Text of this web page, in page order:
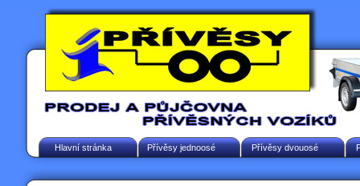
Hlavní stránka Přívěsy jednoosé Přívěsy dvouosé